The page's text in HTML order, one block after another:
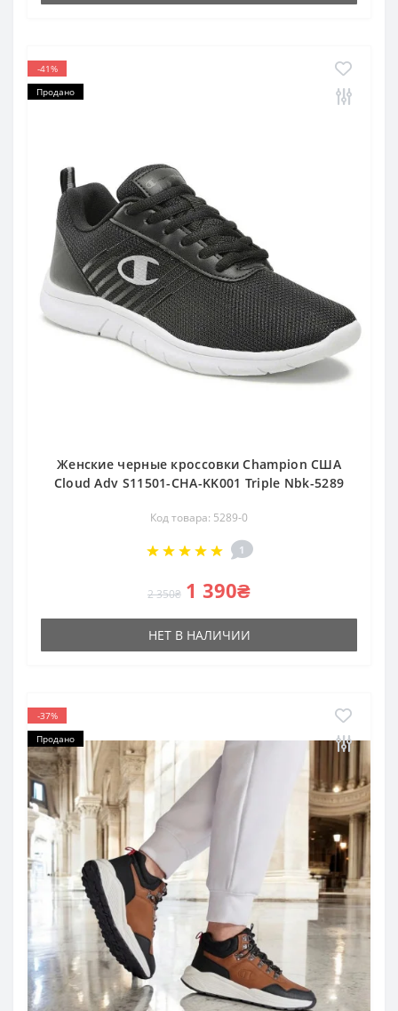
-41%
Продано
Женские черные кроссовки Champion США
Cloud Adv S11501-CHA-KK001 Triple Nbk-5289
Код товара: 5289-0
1
2 350₴ 1 390₴
НЕТ В НАЛИЧИИ
-37%
Продано